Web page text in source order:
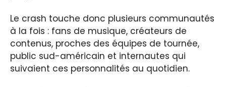
Le crash touche donc plusieurs communautés
à la fois : fans de musique, créateurs de
contenus, proches des équipes de tournée,
public sud-américain et internautes qui
suivaient ces personnalités au quotidien.